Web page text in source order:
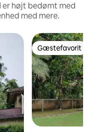
er højt bedømt med
med mere.
Gæstefavorit
Gæstefavorit